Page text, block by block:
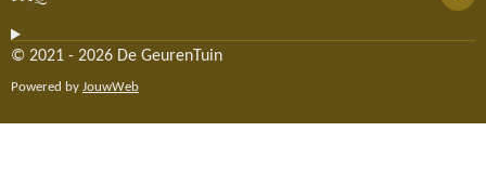
© 2021 - 2026 De GeurenTuin
Powered by JouwWeb